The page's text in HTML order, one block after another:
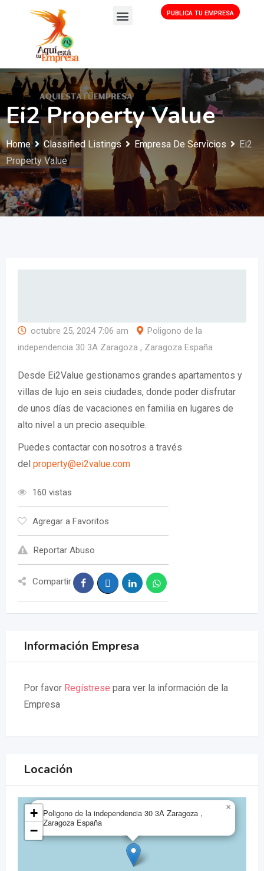
PUBLICA TU EMPRESA
Ei2 Property Value
Home Classified Listings Empresa De Servicios
Ei2
Property Value
octubre 25, 2024 7:06 am
Poligono de la
independencia 30 3A Zaragoza , Zaragoza España
Desde Ei2Value gestionamos grandes apartamentos y
villas de lujo en seis ciudades, donde poder disfrutar
de unos días de vacaciones en familia en lugares de
alto nivel a un precio asequible.
Puedes contactar con nosotros a través
del property@ei2value.com
160 vistas
Agregar a Favoritos
Reportar Abuso
Compartir
Información Empresa
Por favor Regístrese para ver la información de la
Empresa
Locación
Poligono de la independencia 30 3A Zaragoza ,
Zaragoza España
×
+
−